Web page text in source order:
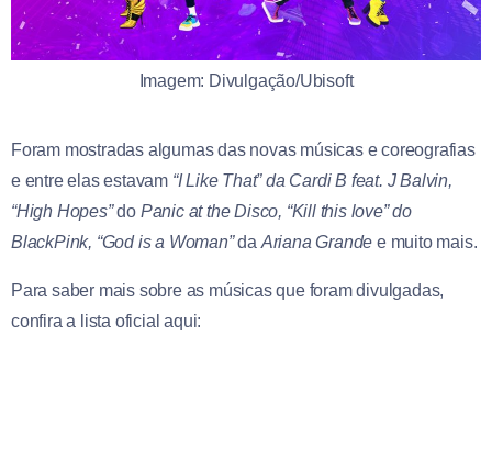
Imagem: Divulgação/Ubisoft
Foram mostradas algumas das novas músicas e coreografias
e entre elas estavam “I Like That” da Cardi B feat. J Balvin,
“High Hopes”do Panic at the Disco, “Kill this love” do
BlackPink, “God is a Woman”da Ariana Grande e muito mais.
Para saber mais sobre as músicas que foram divulgadas,
confira a lista oficial aqui: